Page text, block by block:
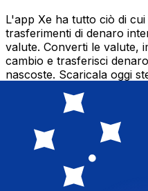
L'app Xe ha tutto ciò di
trasferimenti di denaro
valute. Converti le valute,
cambio e trasferisci
nascoste. Scaricala oggi